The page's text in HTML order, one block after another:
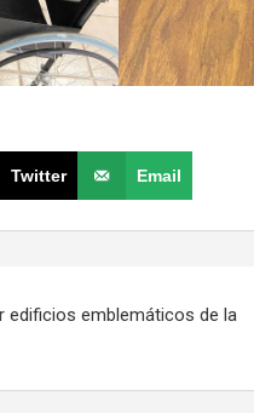
Twitter Email
edificios emblemáticos de la